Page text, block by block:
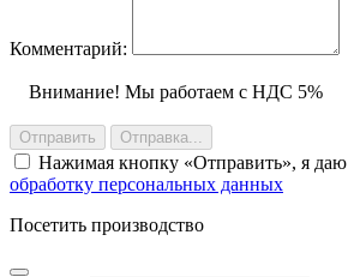
Комментарий:
Внимание! Мы работаем с НДС 5%
Отправить Отправка...
Нажимая кнопку Отправить , я даю
обработку персональных данных
Посетить производство